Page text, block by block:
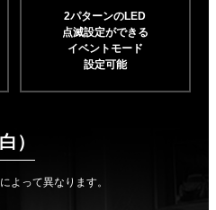
2パターンのLED
点滅設定ができる
イベントモード
設定可能
）
よって異なります。